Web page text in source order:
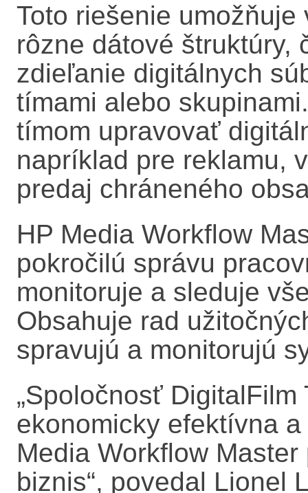
Toto riešenie
rôzne dátové štruktúry,
zdieľanie digitálnych
tímami alebo
tímom upravovať
napríklad pre reklamu,
predaj chráneného
HP Media Workflow
pokročilú správu
monitoruje a sleduje
Obsahuje rad
spravujú a monitorujú
„Spoločnosť
ekonomicky efektívna
Media Workflow
biznis“, povedal Lionel